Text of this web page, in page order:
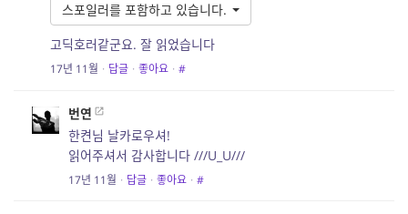
스포일러를 포함하고 있습니다.
고딕호러같군요. 잘 읽었습니다
17년 11월 · 답글 · 좋아요 · #
번연
한켠님 날카로우셔!
읽어주셔서 감사합니다 ///U_U///
17년 11월 · 답글 · 좋아요 · #